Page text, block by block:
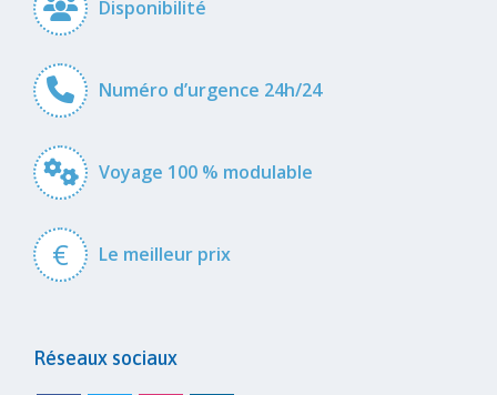
Disponibilité
Numéro d’urgence 24h/24
Voyage 100 % modulable
€ Le meilleur prix
Réseaux sociaux